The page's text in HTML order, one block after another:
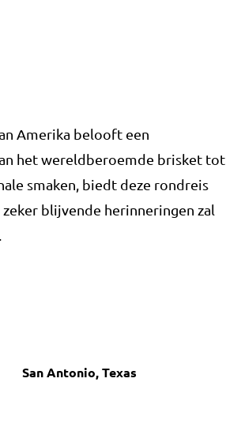
Amerika belooft een
het wereldberoemde brisket tot
smaken, biedt deze rondreis
blijvende herinneringen zal
San Antonio, Texas